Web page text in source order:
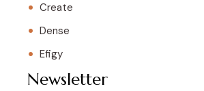
Create
Dense
Efigy
Newsletter